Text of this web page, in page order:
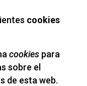
cookies
cookiespara
sobre el
de esta web.